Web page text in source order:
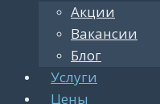
Акции
Вакансии
Блог
Услуги
Цены